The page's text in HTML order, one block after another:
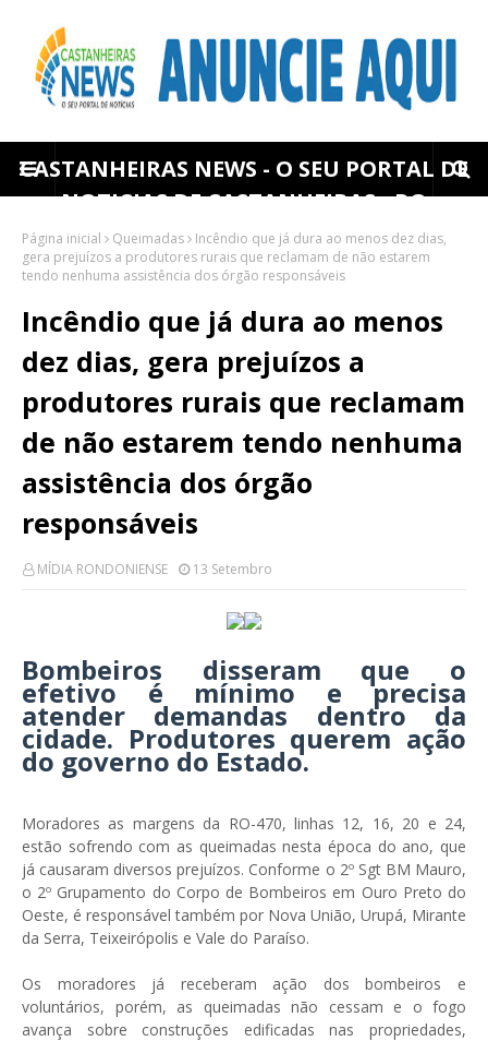
CASTANHEIRAS NEWS - O SEU PORTAL DE
NOTICIAS DE CASTANHEIRAS - RO
Página inicial Queimadas
Incêndio que já dura ao menos dez dias,
gera prejuízos a produtores rurais que reclamam de não estarem
tendo nenhuma assistência dos órgão responsáveis
Incêndio que já dura ao menos
dez dias, gera prejuízos a
produtores rurais que reclamam
de não estarem tendo nenhuma
assistência dos órgão
responsáveis
MÍDIA RONDONIENSE 13 Setembro
Bombeiros disseram que o
efetivo é mínimo e precisa
atender demandas dentro da
cidade. Produtores querem ação
do governo do Estado.
Moradores as margens da RO-470, linhas 12, 16, 20 e 24,
estão sofrendo com as queimadas nesta época do ano, que
já causaram diversos prejuízos. Conforme o 2º Sgt BM Mauro,
o 2º Grupamento do Corpo de Bombeiros em Ouro Preto do
Oeste, é responsável também por Nova União, Urupá, Mirante
da Serra, Teixeirópolis e Vale do Paraíso.
Os moradores já receberam ação dos bombeiros e
voluntários, porém, as queimadas não cessam e o fogo
avança sobre construções edificadas nas propriedades,